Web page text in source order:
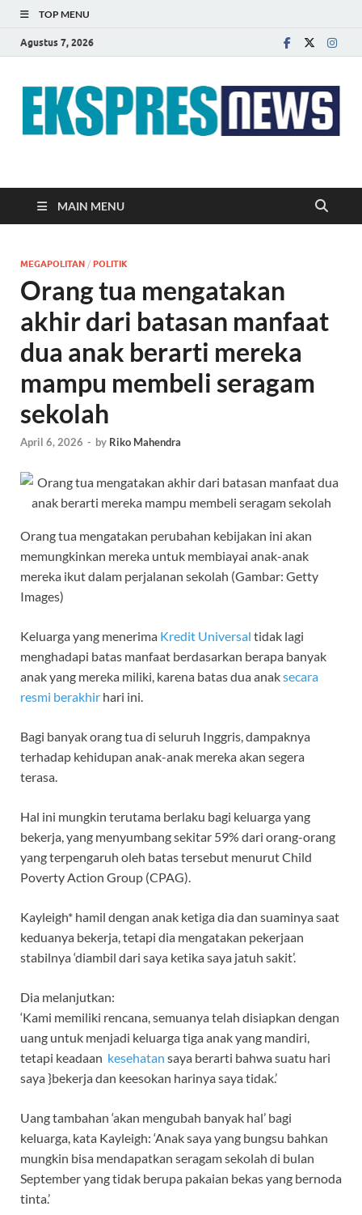
TOP MENU
Agustus 7, 2026
EKSPRES NEWS
MAIN MENU
MEGAPOLITAN / POLITIK
Orang tua mengatakan
akhir dari batasan manfaat
dua anak berarti mereka
mampu membeli seragam
sekolah
April 6, 2026 - by Riko Mahendra
Orang tua mengatakan perubahan kebijakan ini akan
memungkinkan mereka untuk membiayai anak-anak
mereka ikut dalam perjalanan sekolah (Gambar: Getty
Images)
Keluarga yang menerima Kredit Universal tidak lagi
menghadapi batas manfaat berdasarkan berapa banyak
anak yang mereka miliki, karena batas dua anaksecara
resmi berakhir hari ini.
Bagi banyak orang tua di seluruh Inggris, dampaknya
terhadap kehidupan anak-anak mereka akan segera
terasa.
Hal ini mungkin terutama berlaku bagi keluarga yang
bekerja, yang menyumbang sekitar 59% dari orang-orang
yang terpengaruh oleh batas tersebut menurut Child
Poverty Action Group (CPAG).
Kayleigh* hamil dengan anak ketiga dia dan suaminya saat
keduanya bekerja, tetapi dia mengatakan pekerjaan
stabilnya ‘diambil dari saya ketika saya jatuh sakit’.
Dia melanjutkan:
‘Kami memiliki rencana, semuanya telah disiapkan dengan
uang untuk menjadi keluarga tiga anak yang mandiri,
tetapi keadaan kesehatan saya berarti bahwa suatu hari
saya }bekerja dan keesokan harinya saya tidak.’
Uang tambahan ‘akan mengubah banyak hal’ bagi
keluarga, kata Kayleigh: ‘Anak saya yang bungsu bahkan
mungkin bisa mendapatkan seragam sekolah di bulan
September yang tidak berupa pakaian bekas yang bernoda
tinta.’